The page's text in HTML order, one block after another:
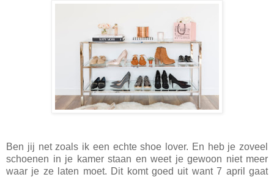
Ben jij net zoals ik een echte shoe lover. En heb je zoveel
schoenen in je kamer staan en weet je gewoon niet meer
waar je ze laten moet. Dit komt goed uit want 7 april gaat